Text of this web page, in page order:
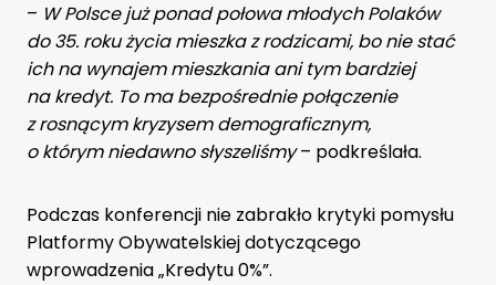
– W Polsce już ponad połowa młodych Polaków
do 35. roku życia mieszka z rodzicami, bo nie stać
ich na wynajem mieszkania ani tym bardziej
na kredyt. To ma bezpośrednie połączenie
z rosnącym kryzysem demograficznym,
o którym niedawno słyszeliśmy– podkreślała.
Podczas konferencji nie zabrakło krytyki pomysłu
Platformy Obywatelskiej dotyczącego
wprowadzenia „Kredytu 0%”.